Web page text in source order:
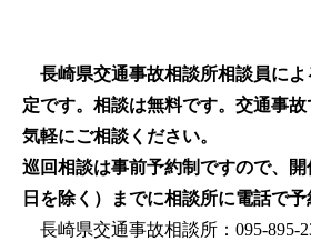
長崎県交通事故相談所相談員によ
定です。相談は無料です。交通事
気軽にご相談ください。
巡回相談は事前予約制ですので、
日を除く）までに相談所に電話で予
長崎県交通事故相談所：095-895-